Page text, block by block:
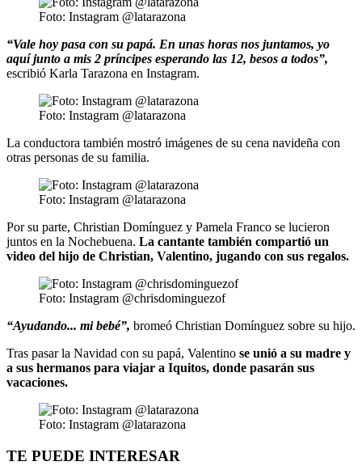
Foto: Instagram @latarazona
“Vale hoy pasa con su papá. En unas horas nos juntamos, yo
aquí junto a mis 2 príncipes esperando las 12, besos a todos”,
escribió Karla Tarazona en Instagram.
Foto: Instagram @latarazona
La conductora también mostró imágenes de su cena navideña con
otras personas de su familia.
Foto: Instagram @latarazona
Por su parte, Christian Domínguez y Pamela Franco se lucieron
juntos en la Nochebuena. La cantante también compartió un
video del hijo de Christian, Valentino, jugando con sus regalos.
Foto: Instagram @chrisdominguezof
“Ayudando... mi bebé”, bromeó Christian Domínguez sobre su hijo.
Tras pasar la Navidad con su papá, Valentino se unió a su madre y
a sus hermanos para viajar a Iquitos, donde pasarán sus
vacaciones.
Foto: Instagram @latarazona
TE PUEDE INTERESAR